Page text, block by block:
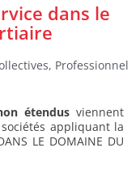
dans le
, Professionnel
étendusviennent
appliquant la
LE DOMAINE DU